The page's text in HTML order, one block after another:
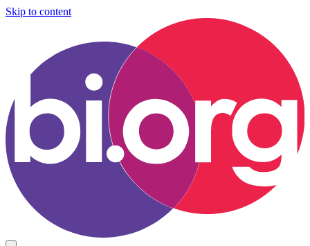
Skip to content